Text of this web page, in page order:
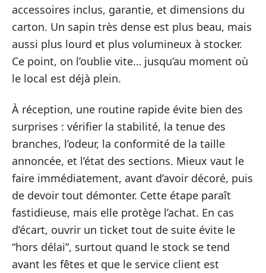
accessoires inclus, garantie, et dimensions du
carton. Un sapin très dense est plus beau, mais
aussi plus lourd et plus volumineux à stocker.
Ce point, on l’oublie vite… jusqu’au moment où
le local est déjà plein.
À réception, une routine rapide évite bien des
surprises : vérifier la stabilité, la tenue des
branches, l’odeur, la conformité de la taille
annoncée, et l’état des sections. Mieux vaut le
faire immédiatement, avant d’avoir décoré, puis
de devoir tout démonter. Cette étape paraît
fastidieuse, mais elle protège l’achat. En cas
d’écart, ouvrir un ticket tout de suite évite le
“hors délai”, surtout quand le stock se tend
avant les fêtes et que le service client est